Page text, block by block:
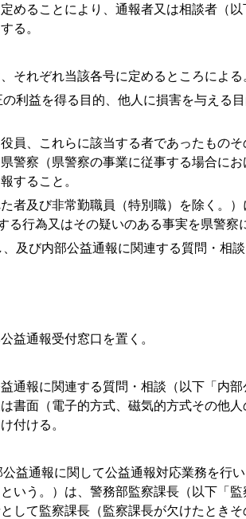
めることにより、通報者又は相談者（
る。
れぞれ当該各号に定めるところによる
益を得る目的、他人に損害を与える
これらに該当する者であったものそ
警察（県警察の事業に従事する場合に
すること。
び非常勤職員（特別職）を除く。）
る行為又はその疑いのある事実を県警察
び内部公益通報に関連する質問・相
益通報受付窓口を置く。
通報に関連する質問・相談（以下「内
書面（電子的方式、磁気的方式その他
付ける。
益通報に関して公益通報対応業務を行
いう。）は、警務部監察課長（以下「
して監察課長（監察課長が欠けたとき